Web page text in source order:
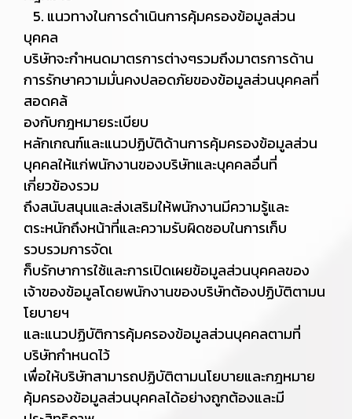
5. แนวทางในการดำเนินการคุ้มครองข้อมูลส่วน
บุคคล
บริษัทจะกำหนดมาตรการต่างๆรวมถึงมาตรการด้าน
การรักษาความมั่นคงปลอดภัยของข้อมูลส่วนบุคคลที่
สอดคล้
องกับกฎหมายระเบียบ
หลักเกณฑ์และแนวปฏิบัติด้านการคุ้มครองข้อมูลส่วน
บุคคลให้แก่พนักงานของบริษัทและบุคคลอื่นที่
เกี่ยวข้องรวม
ถึงสนับสนุนและส่งเสริมให้พนักงานมีความรู้และ
ตระหนักถึงหน้าที่และความรับผิดชอบในการเก็บ
รวบรวมการจัดเ
ก็บรักษาการใช้และการเปิดเผยข้อมูลส่วนบุคคลของ
เจ้าของข้อมูลโดยพนักงานของบริษัทต้องปฏิบัติตามน
โยบายฯ
และแนวปฏิบัติการคุ้มครองข้อมูลส่วนบุคคลตามที่
บริษัทกำหนดไว้
เพื่อให้บริษัทสามารถปฏิบัติตามนโยบายและกฎหมาย
คุ้มครองข้อมูลส่วนบุคคลได้อย่างถูกต้องและมี